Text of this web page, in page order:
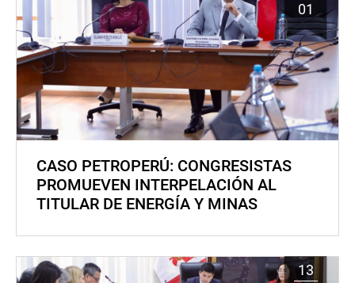
01
CASO PETROPERÚ: CONGRESISTAS
PROMUEVEN INTERPELACIÓN AL
TITULAR DE ENERGÍA Y MINAS
13